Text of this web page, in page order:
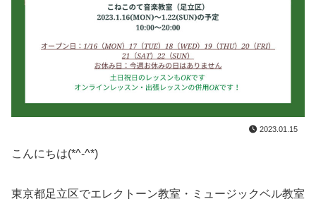
2023.01.15
こんにちは(*^-^*)
東京都足立区でエレクトーン教室・ミュージックベル教室